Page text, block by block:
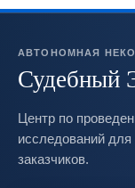
АВТОНОМНАЯ
Судебный
Центр по
исследований для
заказчиков.